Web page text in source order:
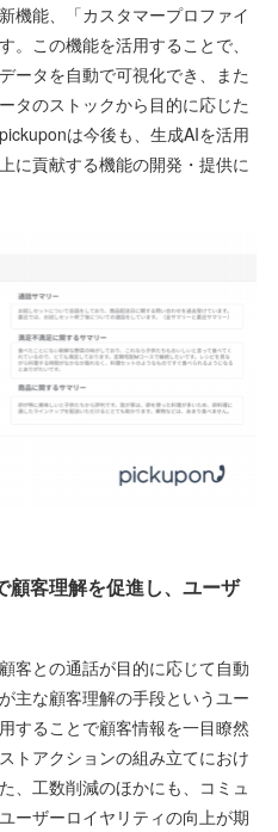
機能、「カスタマープロファイ
。この機能を活用することで、
ータを自動で可視化でき、また
タのストックから目的に応じた
は今後も、生成AIを活用
に貢献する機能の開発・提供に
顧客理解を促進し、ユーザ
客との通話が目的に応じて自動
主な顧客理解の手段というユー
することで顧客情報を一目瞭然
トアクションの組み立てにおけ
、工数削減のほかにも、コミュ
ーザーロイヤリティの向上が期